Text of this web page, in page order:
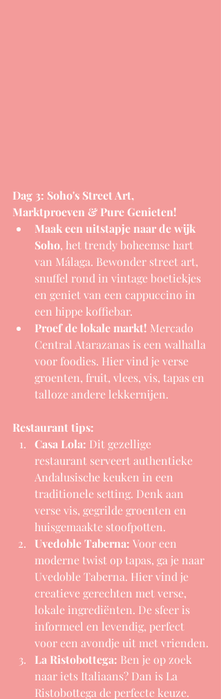
Dag 3: Soho's Street Art,
Marktproeven & Pure Genieten!
Maak een uitstapje naar de wijk
Soho, het trendy boheemse hart
van Málaga. Bewonder street art,
snuffel rond in vintage boetiekjes
en geniet van een cappuccino in
een hippe koffiebar.
Proef de lokale markt! Mercado
Central Atarazanas is een walhalla
voor foodies. Hier vind je verse
groenten, fruit, vlees, vis, tapas en
talloze andere lekkernijen.
Restaurant tips:
Casa Lola: Dit gezellige
restaurant serveert authentieke
Andalusische keuken in een
traditionele setting. Denk aan
verse vis, gegrilde groenten en
huisgemaakte stoofpotten.
Uvedoble Taberna: Voor een
moderne twist op tapas, ga je naar
Uvedoble Taberna. Hier vind je
creatieve gerechten met verse,
lokale ingrediënten. De sfeer is
informeel en levendig, perfect
voor een avondje uit met vrienden.
La Ristobottega: Ben je op zoek
naar iets Italiaans? Dan is La
Ristobottega de perfecte keuze.